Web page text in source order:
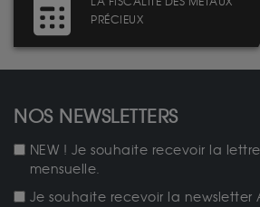
PRÉCIEUX
NOS NEWSLETTERS
NEW ! Je souhaite recevoir la
mensuelle.
Je souhaite recevoir la newsletter